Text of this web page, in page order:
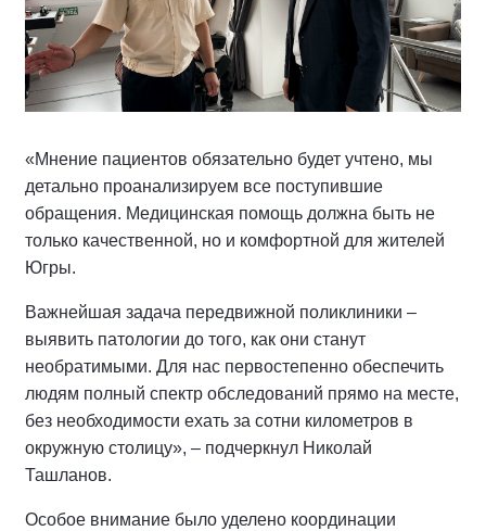
«Мнение пациентов обязательно будет учтено, мы
детально проанализируем все поступившие
обращения. Медицинская помощь должна быть не
только качественной, но и комфортной для жителей
Югры.
Важнейшая задача передвижной поликлиники –
выявить патологии до того, как они станут
необратимыми. Для нас первостепенно обеспечить
людям полный спектр обследований прямо на месте,
без необходимости ехать за сотни километров в
окружную столицу», – подчеркнул Николай
Ташланов.
Особое внимание было уделено координации